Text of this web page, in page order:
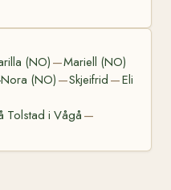
(NO)—Mariell (NO)
(NO) —Skjeifrid —Eli
Tolstad i Vågå —